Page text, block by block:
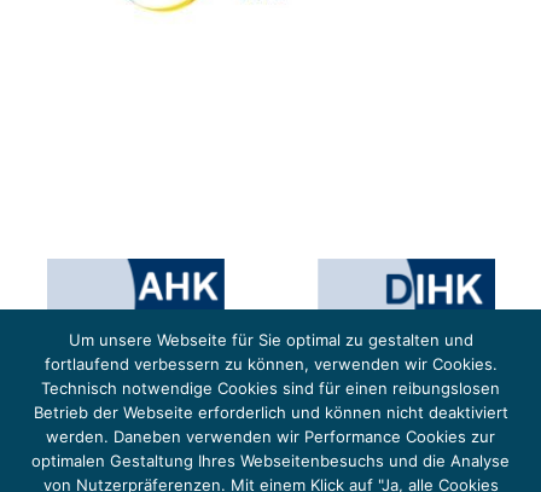
Um unsere Webseite für Sie optimal zu gestalten und
fortlaufend verbessern zu können, verwenden wir Cookies.
Technisch notwendige Cookies sind für einen reibungslosen
Betrieb der Webseite erforderlich und können nicht deaktiviert
werden. Daneben verwenden wir Performance Cookies zur
optimalen Gestaltung Ihres Webseitenbesuchs und die Analyse
von Nutzerpräferenzen. Mit einem Klick auf "Ja, alle Cookies